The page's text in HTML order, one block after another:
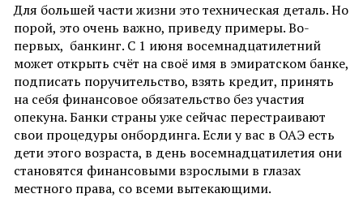
Для большей части жизни это техническая деталь. Но
порой, это очень важно, приведу примеры. Во-
первых, банкинг. С 1 июня восемнадцатилетний
может открыть счёт на своё имя в эмиратском банке,
подписать поручительство, взять кредит, принять
на себя финансовое обязательство без участия
опекуна. Банки страны уже сейчас перестраивают
свои процедуры онбординга. Если у вас в ОАЭ есть
дети этого возраста, в день восемнадцатилетия они
становятся финансовыми взрослыми в глазах
местного права, со всеми вытекающими.